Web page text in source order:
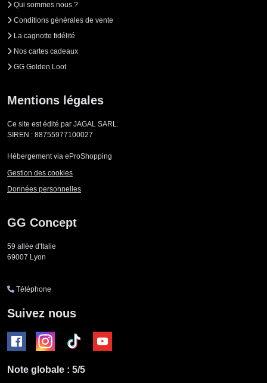
Qui sommes nous ?
Conditions générales de vente
La cagnotte fidélité
Nos cartes cadeaux
GG Golden Loot
Mentions légales
Ce site est édité par JAGAL SARL.
SIREN : 88755977100027
Hébergement via eProShopping
Gestion des cookies
Données personnelles
GG Concept
59 allée d'Italie
69007 Lyon
Téléphone
Suivez nous
Note globale : 5/5